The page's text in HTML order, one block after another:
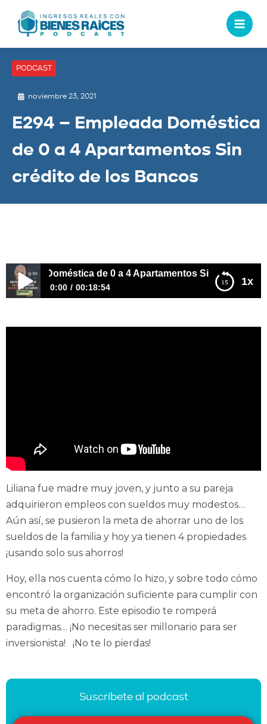
PODCAST
noviembre 23, 2021
E294 – Empleada Doméstica
de 0 a 4 Apartamentos Sin
crédito de los Bancos
1x
Doméstica de 0 a 4 Apartamentos Sin crédito de los
0:00 00:18:54
Liliana fue madre muy joven, y junto a su pareja
adquirieron empleos con sueldos muy modestos…
Aún así, se pusieron la meta de ahorrar uno de los
sueldos de la familia y hoy ya tienen 4 propiedades
¡usando solo sus ahorros!
Hoy, ella nos cuenta cómo lo hizo, y sobre todo cómo
encontró la organización suficiente para cumplir con
su meta de ahorro. Este episodio te romperá
paradigmas… ¡No necesitas ser millonario para ser
inversionista! ¡No te lo pierdas!
Suscríbete al podcast